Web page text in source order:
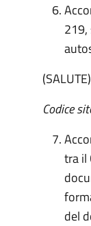
(SALUTE)
Codice
tra il
del